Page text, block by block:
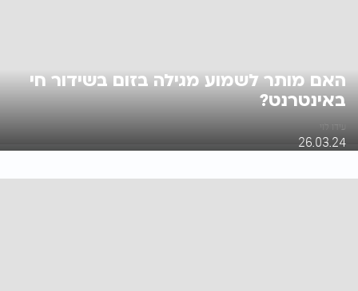
האם מותר לשמוע מגילה בזום בשידור חי
באינטרנט?
עידו לוי
26.03.24